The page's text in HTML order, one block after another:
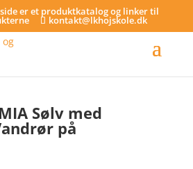
side er et produktkatalog og linker til
kontakt@lkhojskole.dk
Sølv med
på